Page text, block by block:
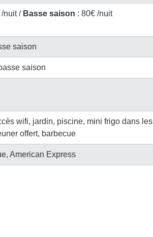
/nuit / Basse saison : 80€ /nuit
saison
saison
wifi, jardin, piscine, mini frigo dans les
offert, barbecue
American Express